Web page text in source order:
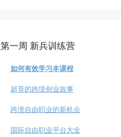
第一周 新兵训练营
如何有效学习本课程
超哥的跨境创业故事
跨境自由职业的新机会
国际自由职业平台大全